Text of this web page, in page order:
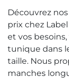
Découvrez
prix chez
et vos
tunique dans
taille. Nous
manches